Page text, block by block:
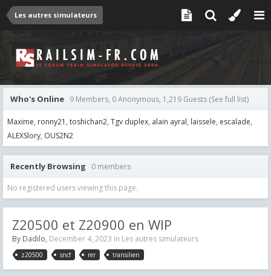
Les autres simulateurs
Who's Online 9 Members, 0 Anonymous, 1,219 Guests (See full list)
Maxime ronny21 toshichan2 Tgv duplex alain ayral laissele escalade
ALEXSlory OUS2N2
Recently Browsing 0 members
No registered users viewing this page.
Z20500 et Z20900 en WIP
By Dadilo, December 4, 2023 in Les autres simulateurs
z20500 sncf rer transilien